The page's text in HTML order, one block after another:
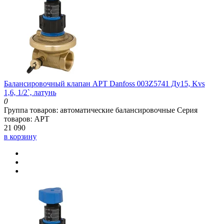
Балансировочный клапан APT Danfoss 003Z5741 Ду15, Kvs
1,6, 1/2`, латунь
0
Группа товаров: автоматические балансировочные Серия
товаров: APT
21 090
в корзину